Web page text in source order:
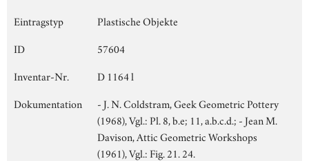
Eintragstyp
Plastische Objekte
ID
57604
Inventar-Nr.
D 1164 l
Dokumentation
- J. N. Coldstram, Geek Geometric Pottery
(1968), Vgl.: Pl. 8, b.e; 11, a.b.c.d.; - Jean M.
Davison, Attic Geometric Workshops
(1961), Vgl.: Fig. 21. 24.